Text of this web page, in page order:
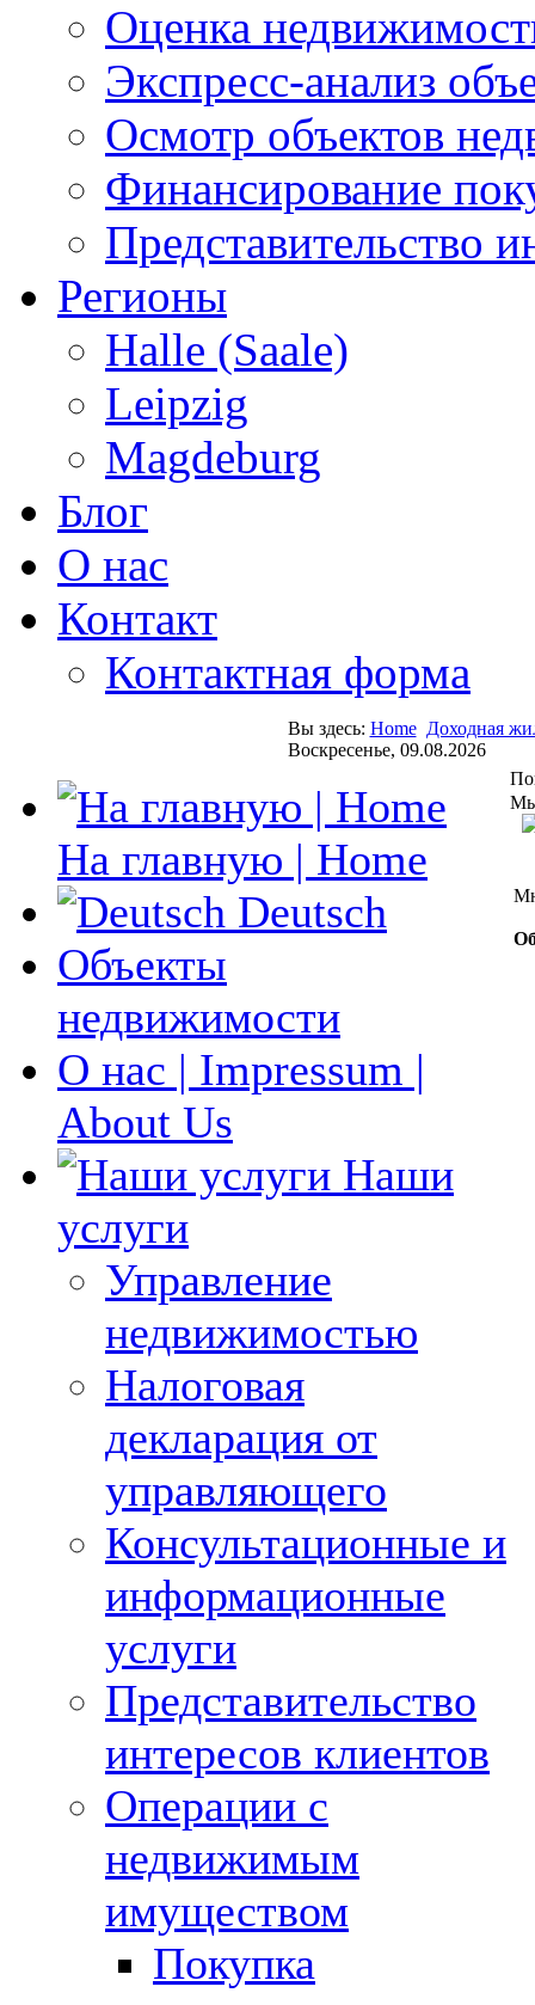
Оценка
Экспресс-анализ
Осмотр объектов
Финансирование
Представительство
Регионы
Halle (Saale)
Leipzig
Magdeburg
Блог
О нас
Контакт
Контактная форма
Вы здесь: Home Доходная
Воскресенье, 09.08.2026
На главную | Home
Deutsch
Объекты
недвижимости
О нас | Impressum |
About Us
Наши
услуги
Управление
недвижимостью
Налоговая
декларация от
управляющего
Консультационные и
информационные
услуги
Представительство
интересов клиентов
Операции с
недвижимым
имуществом
Покупка
Мы